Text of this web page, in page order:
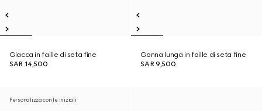
Giacca in faille di seta fine
SAR 14,500
Gonna lunga in faille di seta fine
SAR 9,500
Personalizza con le iniziali